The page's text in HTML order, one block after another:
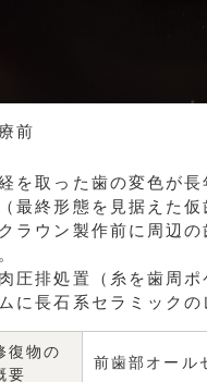
前
を取った歯の変色が
最終形態を見据えた
ラウン製作前に周辺
圧排処置（糸を歯周
に長石系セラミック
復物の
要
前歯部オール